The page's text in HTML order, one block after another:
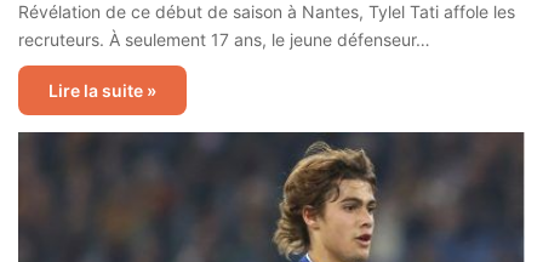
Révélation de ce début de saison à Nantes, Tylel Tati affole les
recruteurs. À seulement 17 ans, le jeune défenseur…
Lire la suite »